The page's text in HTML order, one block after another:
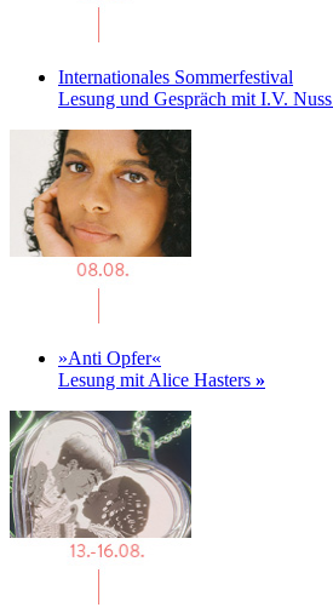
Internationales Sommerfestival
Lesung und Gespräch mit I.V. Nuss
»Anti Opfer«
Lesung mit Alice Hasters »